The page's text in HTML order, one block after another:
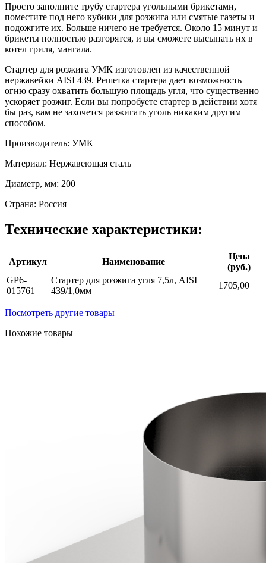
Просто заполните трубу стартера угольными брикетами,
поместите под него кубики для розжига или смятые газеты и
подожгите их. Больше ничего не требуется. Около 15 минут и
брикеты полностью разгорятся, и вы сможете высыпать их в
котел гриля, мангала.
Стартер для розжига УМК изготовлен из качественной
нержавейки AISI 439. Решетка стартера дает возможность
огню сразу охватить большую площадь угля, что существенно
ускоряет розжиг. Если вы попробуете стартер в действии хотя
бы раз, вам не захочется разжигать уголь никаким другим
способом.
Производитель: УМК
Материал: Нержавеющая сталь
Диаметр, мм: 200
Страна: Россия
Технические характеристики:
Артикул Наименование
Цена
(руб.)
GP6-
015761
Стартер для розжига угля 7,5л, AISI
439/1,0мм
1705,00
Посмотреть другие товары
Похожие товары